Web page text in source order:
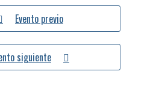
Evento previo
siguiente